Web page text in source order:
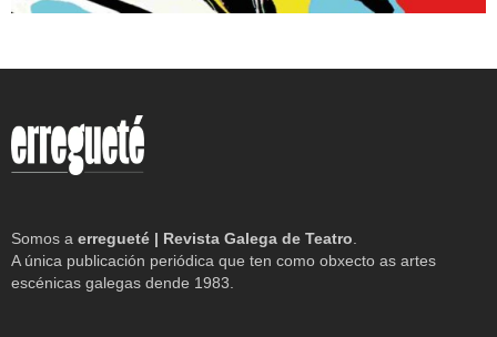
Somos a erregueté | Revista Galega de Teatro
A única publicación periódica que ten como obxecto as artes
escénicas galegas dende 1983.